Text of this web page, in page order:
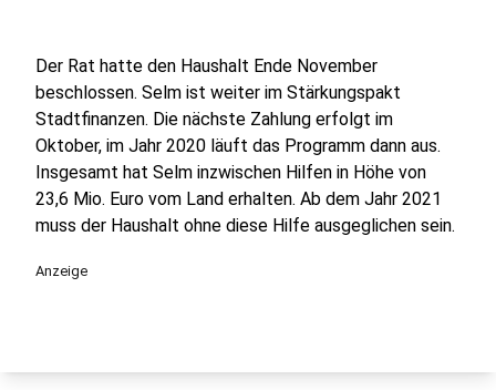
Der Rat hatte den Haushalt Ende November
beschlossen. Selm ist weiter im Stärkungspakt
Stadtfinanzen. Die nächste Zahlung erfolgt im
Oktober, im Jahr 2020 läuft das Programm dann aus.
Insgesamt hat Selm inzwischen Hilfen in Höhe von
23,6 Mio. Euro vom Land erhalten. Ab dem Jahr 2021
muss der Haushalt ohne diese Hilfe ausgeglichen sein.
Anzeige